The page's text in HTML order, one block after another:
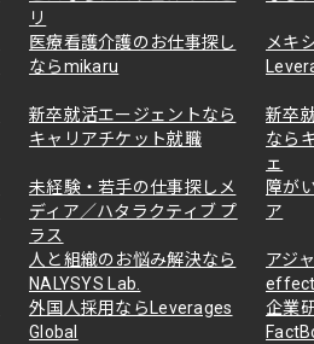
リ
医療看護介護のお仕事探し
ならmikaru
メキ
新卒就活エージェントなら
キャリアチケット就職
新卒
なら
ェ
未経験・若手の仕事探しメ
ディア／ハタラクティブ プ
ラス
障が
ア
人と組織のお悩み解決なら
NALYSYS Lab.
アジ
外国人採用ならLeverages
Global
企業